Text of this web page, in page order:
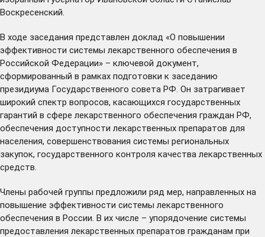
Воскресенский.
В ходе заседания представлен доклад «О повышении
эффективности системы лекарственного обеспечения в
Российской Федерации» – ключевой документ,
сформированный в рамках подготовки к заседанию
президиума Государственного совета РФ. Он затрагивает
широкий спектр вопросов, касающихся государственных
гарантий в сфере лекарственного обеспечения граждан РФ,
обеспечения доступности лекарственных препаратов для
населения, совершенствования системы региональных
закупок, государственного контроля качества лекарственных
средств.
Члены рабочей группы предложили ряд мер, направленных на
повышение эффективности системы лекарственного
обеспечения в России. В их числе – упорядочение системы
предоставления лекарственных препаратов гражданам при